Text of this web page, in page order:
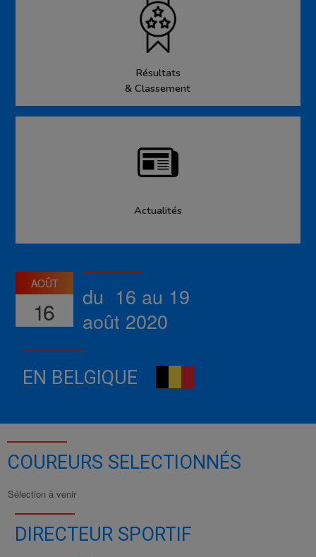
Résultats
& Classement
Actualités
AOÛT
16
du 16 au 19
août 2020
EN BELGIQUE
COUREURS SELECTIONNÉS
Sélection à venir
DIRECTEUR SPORTIF